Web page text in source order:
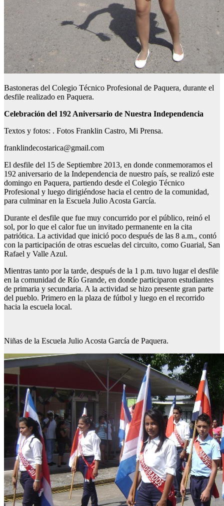
Bastoneras del Colegio Técnico Profesional de Paquera, durante el
desfile realizado en Paquera.
Celebración del 192 Aniversario de Nuestra Independencia
Textos y fotos: . Fotos Franklin Castro, Mi Prensa.
franklindecostarica@gmail.com
El desfile del 15 de Septiembre 2013, en donde conmemoramos el
192 aniversario de la Independencia de nuestro país, se realizó este
domingo en Paquera, partiendo desde el Colegio Técnico
Profesional y luego dirigiéndose hacia el centro de la comunidad,
para culminar en la Escuela Julio Acosta García.
Durante el desfile que fue muy concurrido por el público, reinó el
sol, por lo que el calor fue un invitado permanente en la cita
patriótica. La actividad que inició poco después de las 8 a.m., contó
con la participación de otras escuelas del circuito, como Guarial, San
Rafael y Valle Azul.
Mientras tanto por la tarde, después de la 1 p.m. tuvo lugar el desfile
en la comunidad de Río Grande, en donde participaron estudiantes
de primaria y secundaria. A la actividad se hizo presente gran parte
del pueblo. Primero en la plaza de fútbol y luego en el recorrido
hacia la escuela local.
Niñas de la Escuela Julio Acosta García de Paquera.